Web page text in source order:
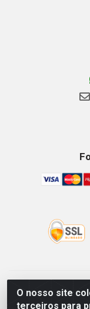
O nosso site
terceiros para
GKSEG EPI
Vargas, 2066